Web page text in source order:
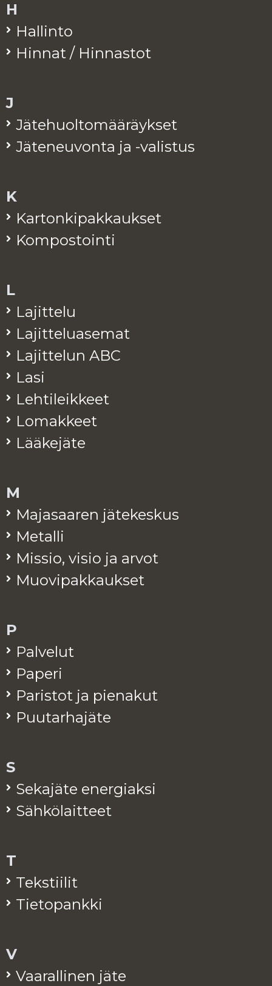
H
Hal­lin­to
Hin­nat / Hin­nas­tot
J
Jä­te­huol­to­mää­räyk­set
Jä­te­neu­von­ta ja -va­lis­tus
K
Kar­ton­ki­pak­kauk­set
Kom­pos­toin­ti
L
La­jit­te­lu
La­jit­te­lua­se­mat
La­jit­te­lun ABC
Lasi
Leh­ti­leik­keet
Lo­mak­keet
Lää­ke­jä­te
M
Ma­ja­saa­ren jä­te­kes­kus
Me­tal­li
Mis­sio, visio ja arvot
Muo­vi­pak­kauk­set
P
Pal­ve­lut
Pa­pe­ri
Pa­ris­tot ja pie­na­kut
Puu­tar­ha­jä­te
S
Se­ka­jä­te ener­giak­si
Säh­kö­lait­teet
T
Teks­tii­lit
Tie­to­pank­ki
V
Vaa­ral­li­nen jäte